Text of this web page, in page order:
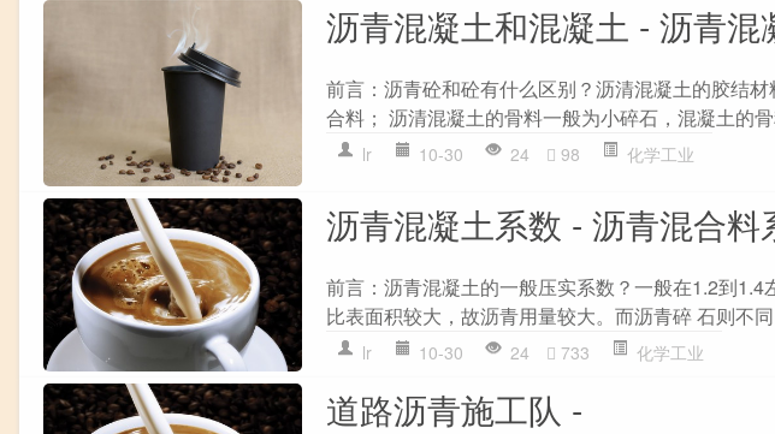
沥青混凝土和混凝土 - 沥青混
前言：沥青砼和砼有什么区别？沥清混凝土的胶结
合料； 沥清混凝土的骨料一般为小碎石，混凝土的
lr 10-30 24 98 化学工业
沥青混凝土系数 - 沥青混合料
前言：沥青混凝土的一般压实系数？一般在1.2到
比表面积较大，故沥青用量较大。而沥青碎 石则不
lr 10-30 24 733 化学工业
道路沥青施工队 -